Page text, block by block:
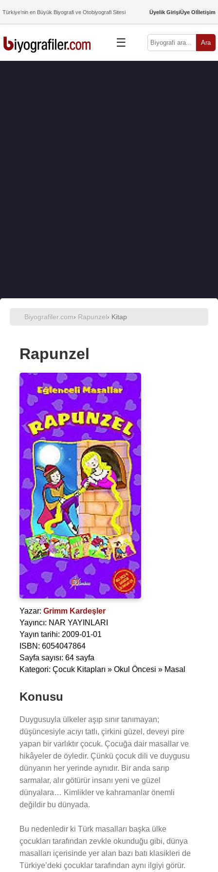
Türkiye’nin en Büyük Biyografi ve Otobiyografi Sitesi Üyelik GirişiÜye Olİletişim
☰ Ara
Biyografiler.com› Rapunzel› Kitap
Rapunzel
Yazar: Grimm Kardeşler
Yayıncı: NAR YAYINLARI
Yayın tarihi: 2009-01-01
ISBN: 6054047864
Sayfa sayısı: 64 sayfa
Kategori: Çocuk Kitapları » Okul Öncesi » Masal
Konusu
Duygusuyla ülkeler aşıp sınır tanımayan;
düşüncesiyle acıyı tatlı, çirkini güzel, deveyi pire
yapan bir varlıktır çocuk. Çocuğa dair masallar ve
hikâyeler de öyledir. Çünkü çocuk dili ve duygusu
dünyanın her yerinde aynıdır. Bir anda sarıp
sarmalar, alır götürür insanı yeni ve güzel
dünyalara… Kimlikler ve kahramanlar önemli
değildir bu dünyada.
Bu nedenledir ki Türk masalları başka ülke
çocukları tarafından zevkle okunduğu gibi, dünya
masalları içerisinde yer alan bazı batı klasikleri de
Türkiye’deki çocuklar tarafından aynı ilgiyi görür.